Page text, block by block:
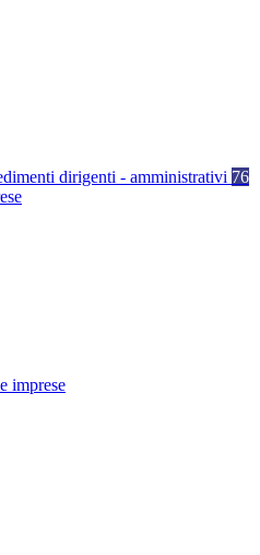
dirigenti - amministrativi 76
imprese